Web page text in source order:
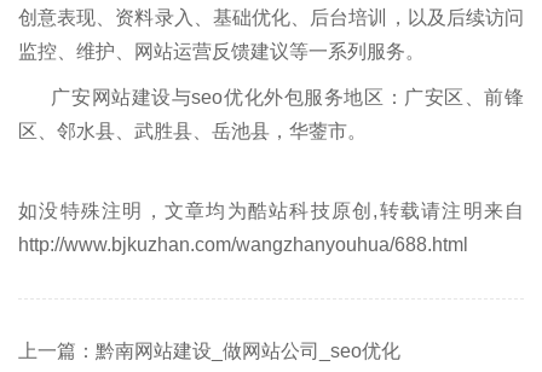
创意表现、资料录入、基础优化、后台培训，以及后续访问
监控、维护、网站运营反馈建议等一系列服务。
广安网站建设与seo优化外包服务地区：广安区、前锋
区、邻水县、武胜县、岳池县，华蓥市。
如没特殊注明，文章均为酷站科技原创,转载请注明来自
http://www.bjkuzhan.com/wangzhanyouhua/688.html
上一篇：黔南网站建设_做网站公司_seo优化